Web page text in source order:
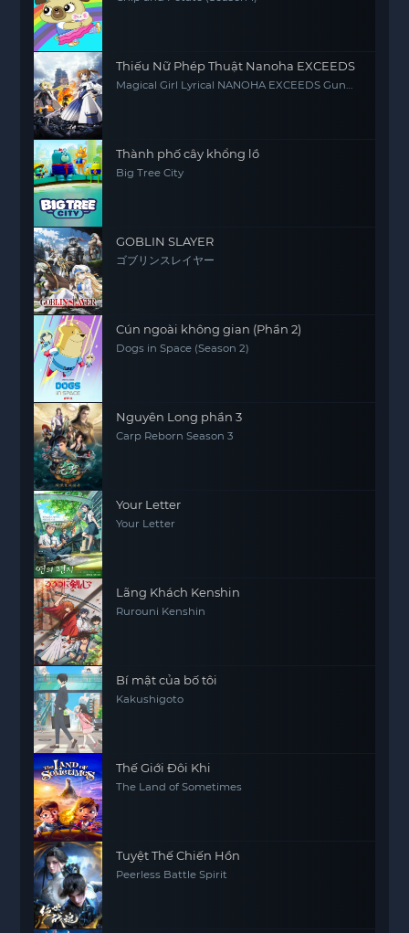
Thiếu Nữ Phép Thuật Nanoha EXCEEDS
Magical Girl Lyrical NANOHA EXCEEDS Gun
Thành phố cây khổng lồ
Big Tree City
GOBLIN SLAYER
ゴブリンスレイヤー
Cún ngoài không gian (Phần 2)
Dogs in Space (Season 2)
Nguyên Long phần 3
Carp Reborn Season 3
Your Letter
Your Letter
Lãng Khách Kenshin
Rurouni Kenshin
Bí mật của bố tôi
Kakushigoto
Thế Giới Đôi Khi
The Land of Sometimes
Tuyệt Thế Chiến Hồn
Peerless Battle Spirit